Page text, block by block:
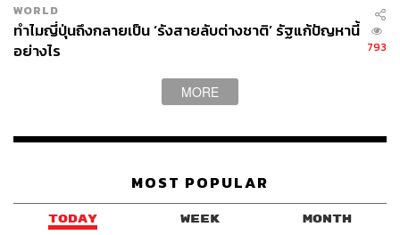
WORLD
ทำไมญี่ปุ่นถึงกลายเป็น ‘รังสายลับต่างชาติ’ รัฐแก้ปัญหานี้
อย่างไร
793
MORE
MOST POPULAR
TODAY WEEK MONTH